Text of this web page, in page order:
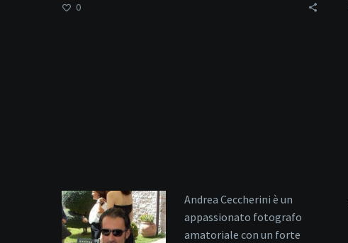
0
Andrea Ceccherini è un
appassionato fotografo
amatoriale con un forte